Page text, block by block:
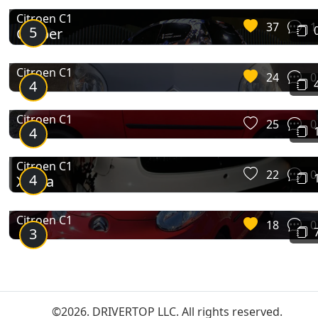
5
Citroen C1
Casper 37 1
4
Citroen C1 24 0
4
Citroen C1 25 0
4
Citroen C1
Жужа 22 0
3
Citroen C1 18 0
©2026. DRIVERTOP LLC. All rights reserved.